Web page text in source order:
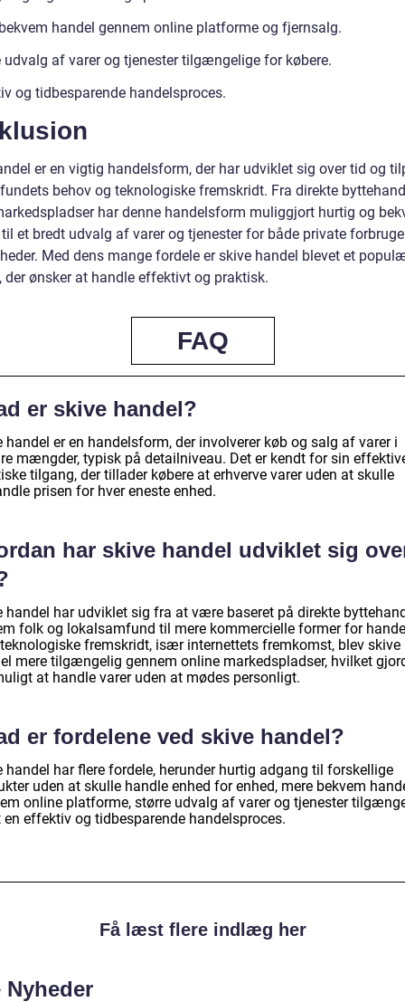
handel gennem online platforme og fjernsalg.
udvalg af varer og tjenester tilgængelige for købere.
og tidbesparende handelsproces.
er en vigtig handelsform, der har udviklet sig over tid og
behov og teknologiske fremskridt. Fra direkte
har denne handelsform muliggjort hurtig og
et bredt udvalg af varer og tjenester for både private
Med dens mange fordele er skive handel blevet et
der ønsker at handle effektivt og praktisk.
FAQ
er skive handel?
handel er en handelsform, der involverer køb og salg af varer i
mængder, typisk på detailniveau. Det er kendt for sin
tilgang, der tillader købere at erhverve varer uden at skulle
prisen for hver eneste enhed.
har skive handel udviklet sig
handel har udviklet sig fra at være baseret på direkte
folk og lokalsamfund til mere kommercielle former for
fremskridt, især internettets fremkomst, blev skive
mere tilgængelig gennem online markedspladser, hvilket
at handle varer uden at mødes personligt.
er fordelene ved skive handel?
handel har flere fordele, herunder hurtig adgang til forskellige
uden at skulle handle enhed for enhed, mere bekvem
online platforme, større udvalg af varer og tjenester
en effektiv og tidbesparende handelsproces.
Få læst flere indlæg her
Nyheder